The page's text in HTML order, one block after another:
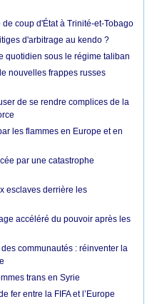
coup d'État à Trinité-et-Tobago
d'arbitrage au kendo ?
quotidien sous le régime taliban
nouvelles frappes russes
de se rendre complices de la
les flammes en Europe et en
par une catastrophe
esclaves derrière les
accéléré du pouvoir après les
communautés : réinventer la
trans en Syrie
fer entre la FIFA et l’Europe